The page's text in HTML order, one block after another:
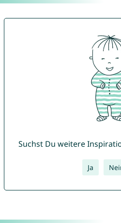
Suchst Du weitere
Ja